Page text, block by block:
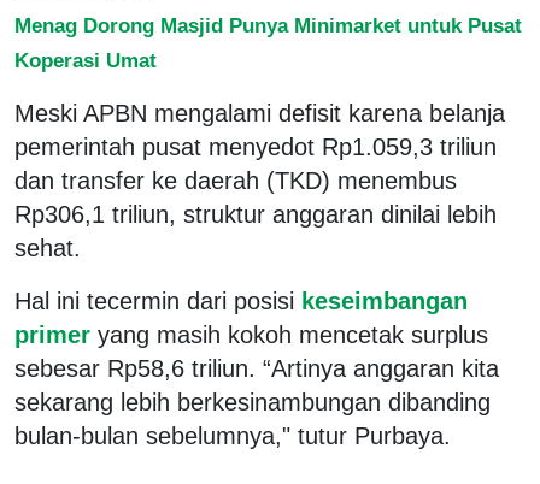
Menag Dorong Masjid Punya Minimarket untuk Pusat
Koperasi Umat
Meski APBN mengalami defisit karena belanja
pemerintah pusat menyedot Rp1.059,3 triliun
dan transfer ke daerah (TKD) menembus
Rp306,1 triliun, struktur anggaran dinilai lebih
sehat.
Hal ini tecermin dari posisi keseimbangan
primer yang masih kokoh mencetak surplus
sebesar Rp58,6 triliun. “Artinya anggaran kita
sekarang lebih berkesinambungan dibanding
bulan-bulan sebelumnya," tutur Purbaya.